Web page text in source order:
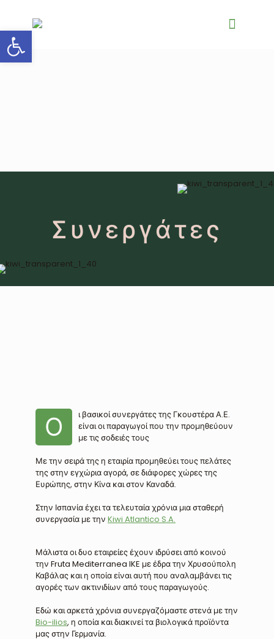
Συνεργάτες
Ο
ι βασικοί συνεργάτες της Γκουστέρα Α.Ε.
είναι οι παραγωγοί που την προμηθεύουν
με τις σοδειές τους
Με την σειρά της η εταιρία προμηθεύει τους πελάτες
της στην εγχώρια αγορά, σε διάφορες χώρες της
Ευρώπης, στην Κίνα και στον Καναδά.
Στην Ισπανία έχει τα τελευταία χρόνια μια σταθερή
συνεργασία με την Kiwi Atlantico S.A.
Μάλιστα οι δυο εταιρείες έχουν ιδρύσει από κοινού
την Fruta Mediterranea IKE με έδρα την Χρυσούπολη
Καβάλας και η οποία είναι αυτή που αναλαμβάνει τις
αγορές των ακτινιδίων από τους παραγωγούς.
Εδώ και αρκετά χρόνια συνεργαζόμαστε στενά με την
Bio-ilios, η οποία και διακινεί τα βιολογικά προϊόντα
μας στην Γερμανία.
Ανοίξτε τη γραμμή εργαλείων